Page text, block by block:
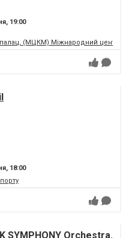
19:00
(МЦКМ) Міжнародний центр
18:00
SYMPHONY Orchestra.